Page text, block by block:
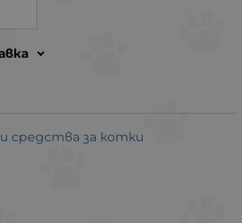
средства за котки